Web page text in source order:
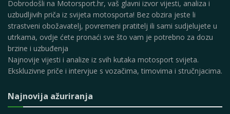
Dobrodošli na Motorsport.hr, vaš glavni izvor vijesti, analiza i
uzbudljivih priča iz svijeta motosporta! Bez obzira jeste li
strastveni obožavatelj, povremeni pratitelj ili sami sudjelujete u
utrkama, ovdje ćete pronaći sve što vam je potrebno za dozu
brzine i uzbuđenja
Najnovije vijesti i analize iz svih kutaka motosport svijeta.
Ekskluzivne priče i intervjue s vozačima, timovima i stručnjacima.
Najnovija ažuriranja